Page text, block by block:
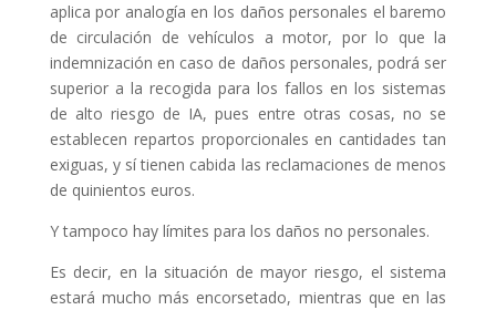
aplica por analogía en los daños personales el baremo
de circulación de vehículos a motor, por lo que la
indemnización en caso de daños personales, podrá ser
superior a la recogida para los fallos en los sistemas
de alto riesgo de IA, pues entre otras cosas, no se
establecen repartos proporcionales en cantidades tan
exiguas, y sí tienen cabida las reclamaciones de menos
de quinientos euros.
Y tampoco hay límites para los daños no personales.
Es decir, en la situación de mayor riesgo, el sistema
estará mucho más encorsetado, mientras que en las